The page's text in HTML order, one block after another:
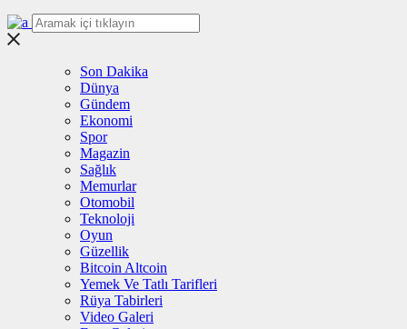
Son Dakika
Dünya
Gündem
Ekonomi
Spor
Magazin
Sağlık
Memurlar
Otomobil
Teknoloji
Oyun
Güzellik
Bitcoin Altcoin
Yemek Ve Tatlı Tarifleri
Rüya Tabirleri
Video Galeri